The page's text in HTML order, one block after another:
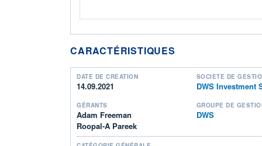
CARACTÉRISTIQUES
DATE DE CRÉATION
14.09.2021
SOCIÉTÉ DE
DWS Investment
GÉRANTS
Adam Freeman
Roopal-A Pareek
GROUPE DE
DWS